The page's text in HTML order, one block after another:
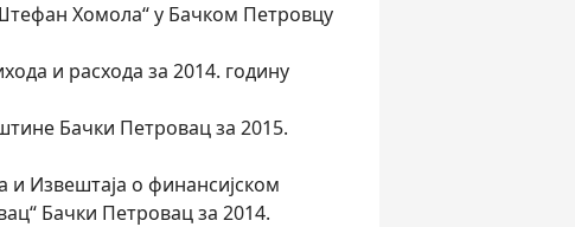
Хомола“ у Бачком Петровцу
и расхода за 2014. годину
Бачки Петровац за 2015.
и Извештаја о финансијском
Бачки Петровац за 2014.